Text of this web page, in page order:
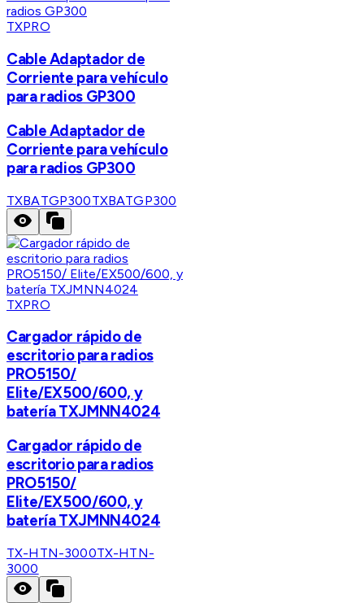
TXPRO
Cable Adaptador de
Corriente para vehículo
para radios GP300
Cable Adaptador de
Corriente para vehículo
para radios GP300
TXBATGP300TXBATGP300
TXPRO
Cargador rápido de
escritorio para radios
PRO5150/
Elite/EX500/600, y
batería TXJMNN4024
Cargador rápido de
escritorio para radios
PRO5150/
Elite/EX500/600, y
batería TXJMNN4024
TX-HTN-3000TX-HTN-
3000